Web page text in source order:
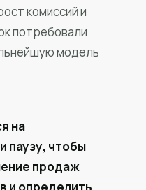
комиссий и
потребовали
модель
на
паузу, чтобы
продаж